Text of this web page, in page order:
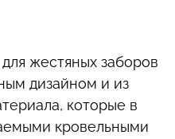
жестяных заборов
дизайном и из
которые в
кровельными